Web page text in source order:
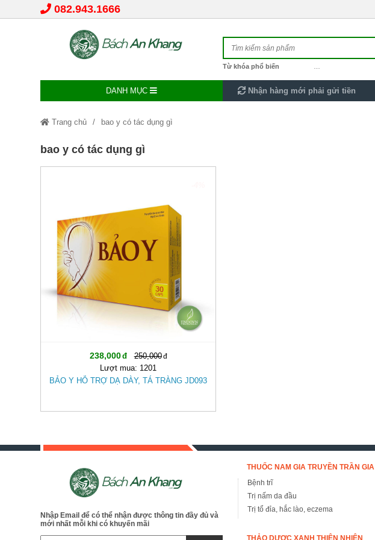
082.943.1666
Từ khóa phổ biến
DANH MỤC Nhận hàng mới phải gửi tiền
Trang chủ bao y có tác dụng gì
bao y có tác dụng gì
238,000
250,000
Lượt mua: 1201
BẢO Y HỖ TRỢ DẠ DÀY, TÁ TRÀNG JD093
Nhập Email để có thể nhận được thông tin đầy đủ và
mới nhất mỗi khi có khuyến mãi
THUỐC NAM GIA TRUYỀN TRẦN GIA
Bệnh trĩ
Trị nấm da đầu
Trị tổ đỉa, hắc lào, eczema
THẢO DƯỢC XANH THIÊN NHIÊN